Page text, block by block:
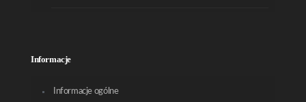
Informacje
Informacje ogólne